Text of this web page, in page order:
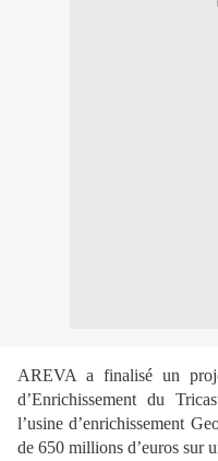
AREVA a finalisé un
d’Enrichissement du
l’usine d’enrichissement
de 650 millions d’euros sur